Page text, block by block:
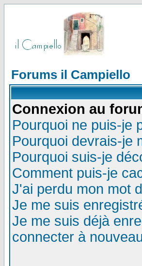
Forums il Campiello
Connexion au
Pourquoi ne puis-je
Pourquoi devrais-je
Pourquoi suis-je
Comment puis-je
J'ai perdu mon mot
Je me suis
Je me suis déjà
connecter à